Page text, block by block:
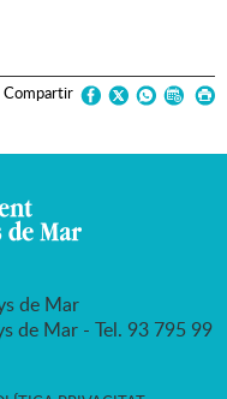
Compartir
de Mar
de Mar - Tel. 93 795 99